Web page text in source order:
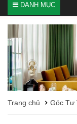
DANH MỤC
Trang chủ Góc Tư